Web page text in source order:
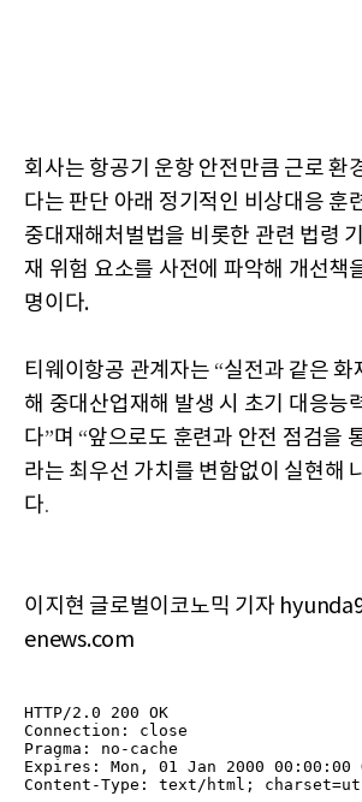
회사는 항공기 운항 안전만큼 근로 환
다는 판단 아래 정기적인 비상대응 훈
중대재해처벌법을 비롯한 관련 법령
재 위험 요소를 사전에 파악해 개선책
명이다.
티웨이항공 관계자는 “실전과 같은 화
해 중대산업재해 발생 시 초기 대응능
다”며 “앞으로도 훈련과 안전 점검을
라는 최우선 가치를 변함없이 실현해
다.
이지현 글로벌이코노믹 기자
enews.com